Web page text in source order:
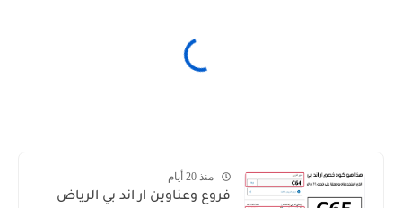
منذ 20 أيام
فروع وعناوين ار اند بي الرياض